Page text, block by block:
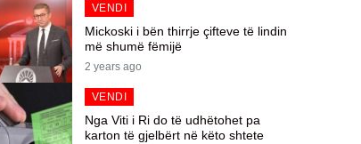
VENDI
Mickoski i bën thirrje çifteve të lindin
më shumë fëmijë
2 years ago
VENDI
Nga Viti i Ri do të udhëtohet pa
karton të gjelbërt në këto shtete